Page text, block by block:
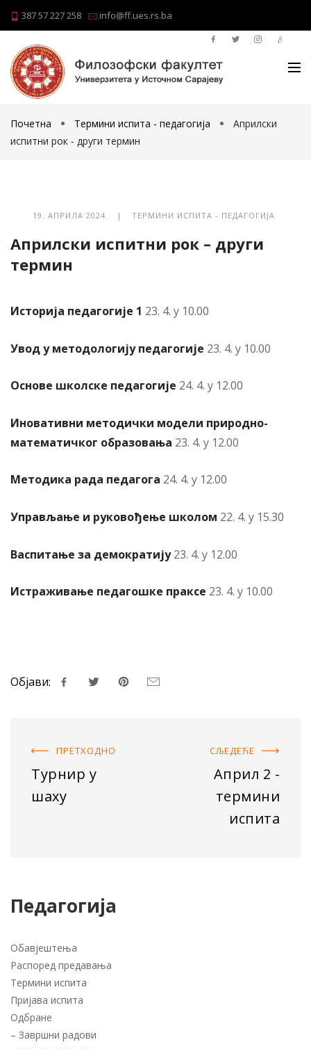
387 57 227 258 info@ff.ues.rs.ba
Почетна Термини испита - педагогија
Априлски
испитни рок - други термин
19. АПРИЛА 2024. | ТЕРМИНИ ИСПИТА - ПЕДАГОГИЈА
Априлски испитни рок – други
термин
Историја педагогије 1 23. 4. у 10.00
Увод у методологију педагогије 23. 4. у 10.00
Основе школске педагогије 24. 4. у 12.00
Иновативни методички модели природно-
математичког образовања 23. 4. у 12.00
Методика рада педагога 24. 4. у 12.00
Управљање и руковођење школом 22. 4. у 15.30
Васпитање за демократију23. 4. у 12.00
Истраживање педагошке праксе 23. 4. у 10.00
Објави:
ПРЕТХОДНO
Турнир у
шаху
СЉЕДЕЋE
Април 2 -
термини
испита
Педагогија
Обавјештења
Распоред предавања
Термини испита
Пријава испита
Одбране
– Завршни радови